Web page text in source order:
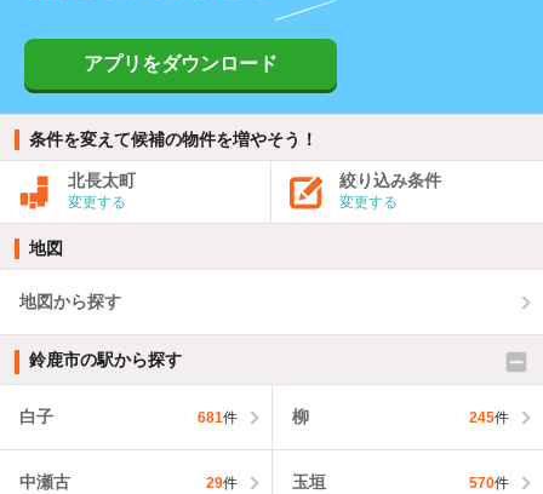
アプリをダウンロード
条件を変えて候補の物件を増やそう！
北長太町
変更する
絞り込み条件
変更する
地図
地図から探す
鈴鹿市の駅から探す
白子 681件 柳 245件
中瀬古 29件 玉垣 570件